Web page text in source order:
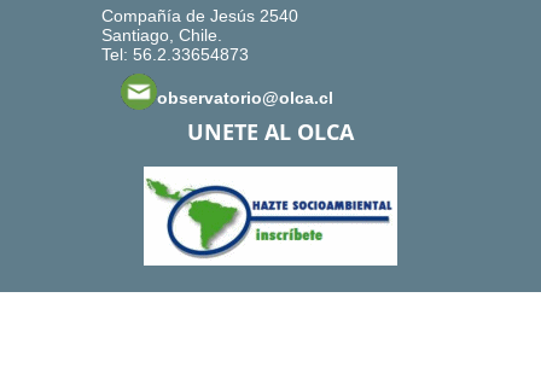
Compañía de Jesús 2540
Santiago, Chile.
Tel: 56.2.33654873
observatorio@olca.cl
UNETE AL OLCA